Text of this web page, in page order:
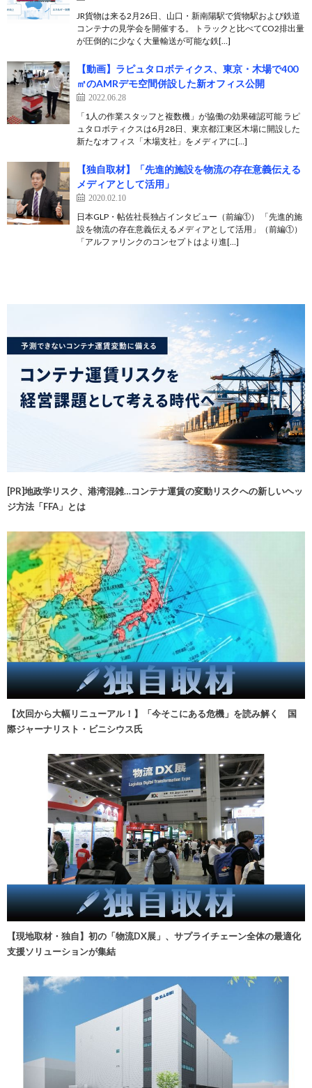
JR貨物は来る2月26日、山口・新南陽駅で貨物駅および鉄道
コンテナの見学会を開催する。 トラックと比べてCO2排出量
が圧倒的に少なく大量輸送が可能な鉄[…]
【動画】ラピュタロボティクス、東京・木場で400
㎡のAMRデモ空間併設した新オフィス公開
2022.06.28
「1人の作業スタッフと複数機」が協働の効果確認可能 ラピ
ュタロボティクスは6月28日、東京都江東区木場に開設した
新たなオフィス「木場支社」をメディアに[…]
【独自取材】「先進的施設を物流の存在意義伝える
メディアとして活用」
2020.02.10
日本GLP・帖佐社長独占インタビュー（前編①） 「先進的施
設を物流の存在意義伝えるメディアとして活用」（前編①）
「アルファリンクのコンセプトはより進[…]
[PR]地政学リスク、港湾混雑…コンテナ運賃の変動リスクへの新しいヘッ
ジ方法「FFA」とは
【次回から大幅リニューアル！】「今そこにある危機」を読み解く 国
際ジャーナリスト・ビニシウス氏
【現地取材・独自】初の「物流DX展」、サプライチェーン全体の最適化
支援ソリューションが集結